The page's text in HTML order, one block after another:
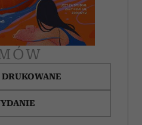
uzyskanymi podczas